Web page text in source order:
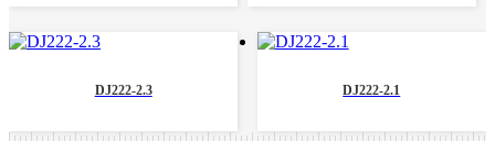
DJ222-2.3 DJ222-2.1